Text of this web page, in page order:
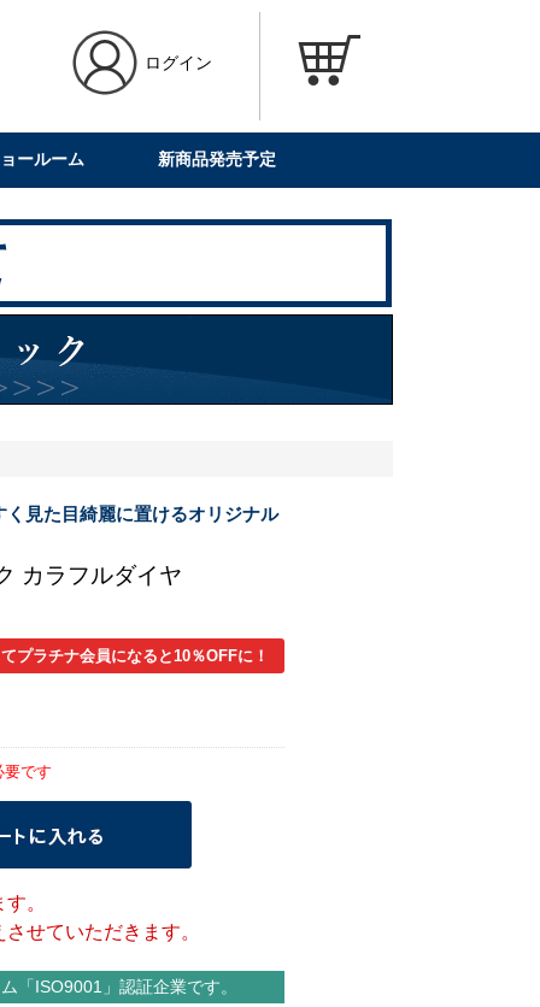
ログイン
ールーム 新商品発売予定
く見た目綺麗に置けるオリジナル
カラフルダイヤ
プラチナ会員になると10％OFFに！
要です
。
せていただきます。
「ISO9001」認証企業です。